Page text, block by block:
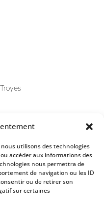
utilisons des technologies
accéder aux informations des
nous permettra de
de navigation ou les ID
ou de retirer son
sur certaines